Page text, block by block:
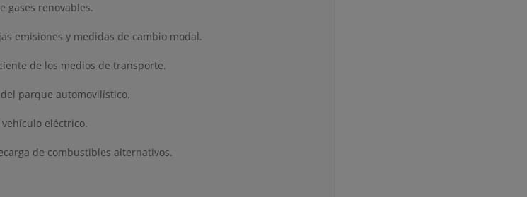
gases renovables.
emisiones y medidas de cambio modal.
de los medios de transporte.
parque automovilístico.
eléctrico.
de combustibles alternativos.